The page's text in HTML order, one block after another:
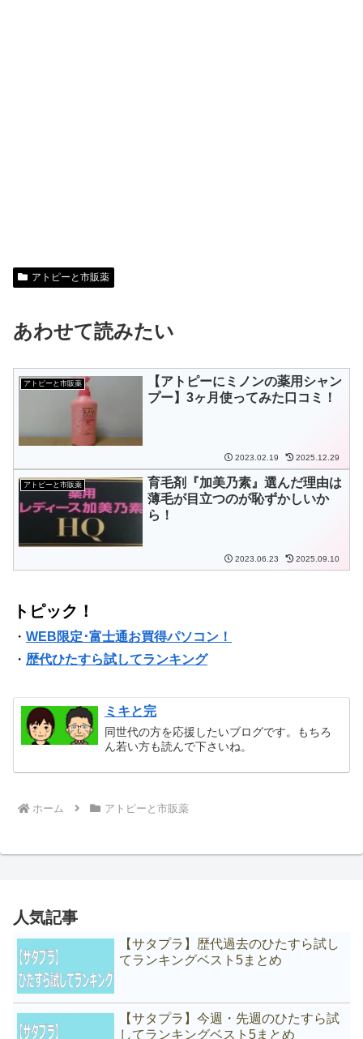
アトピーと市販薬
あわせて読みたい
アトピーと市販薬
【アトピーにミノンの薬用シャン
プー】3ヶ月使ってみた口コミ！
2023.02.19 2025.12.29
アトピーと市販薬
育毛剤『加美乃素』選んだ理由は
薄毛が目立つのが恥ずかしいか
ら！
2023.06.23 2025.09.10
トピック！
・ WEB限定･富士通お買得パソコン！
・ 歴代ひたすら試してランキング
ミキと完
同世代の方を応援したいブログです。もちろ
ん若い方も読んで下さいね。
ホーム アトピーと市販薬
人気記事
【サタプラ】歴代過去のひたすら試し
てランキングベスト5まとめ
【サタプラ】今週・先週のひたすら試
してランキングベスト5まとめ